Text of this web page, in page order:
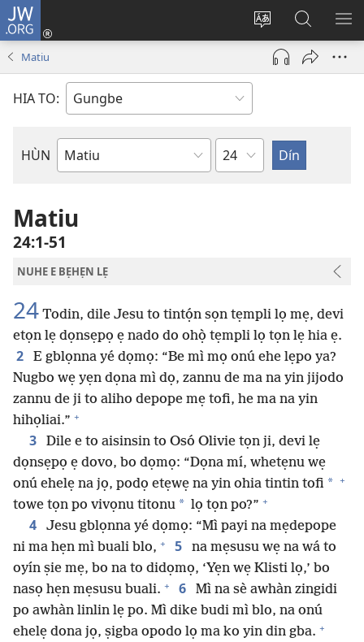
JW.ORG
Diọ
ogbè
nọtẹn
Hùn
Adà
Towe
(opens
new
Dín
to
JW.ORG
Matiu
HIA TO:
HÙN
Bible
Weta
Matiu
24:1-51
NUHE E BẸHẸN LẸ
24 Todin, dile Jesu to tintọ́n sọn tẹmpli lọ mẹ, devi
etọn lẹ dọnsẹpọ ẹ nado do ohọ̀ tẹmpli lọ tọn lẹ hia ẹ.
2
E gblọnna yé dọmọ: “Be mì mọ onú ehe lẹpo ya?
Nugbo wẹ yẹn dọna mì dọ, zannu de ma na yin jijodo
zannu de ji to aliho depope mẹ tofi, he ma na yin
hihọliai.” +
3
Dile e to aisinsin to Osó Olivie tọn ji, devi lẹ
dọnsẹpọ ẹ dovo, bo dọmọ: “Dọna mí, whetẹnu wẹ
onú ehelẹ na jọ, podọ etẹwẹ na yin ohia tintin tofi * +
towe tọn po vivọnu titonu * lọ tọn po?” +
4
Jesu gblọnna yé dọmọ: “Mì payi na mẹdepope
ni ma hẹn mì buali blo, + 5
na mẹsusu wẹ na wá to
oyín ṣie mẹ, bo na to didọmọ, ‘Yẹn wẹ Klisti lọ,’ bo
nasọ hẹn mẹsusu buali. + 6
Mì na sè awhàn zingidi
po awhàn linlin lẹ po. Mì dike budi mì blo, na onú
ehelẹ dona jọ, ṣigba opodo lọ ma ko yin din gba. +